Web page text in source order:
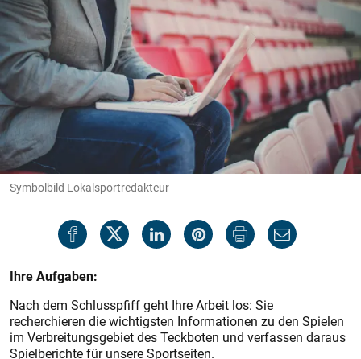
Symbolbild Lokalsportredakteur
Ihre Aufgaben:
Nach dem Schlusspfiff geht Ihre Arbeit los: Sie
recherchieren die wichtigsten Informationen zu den Spielen
im Verbreitungsgebiet des Teckboten und verfassen daraus
Spielberichte für unsere Sportseiten.